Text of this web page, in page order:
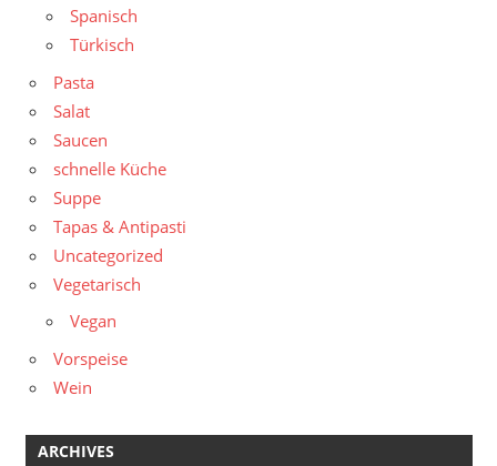
Spanisch
Türkisch
Pasta
Salat
Saucen
schnelle Küche
Suppe
Tapas & Antipasti
Uncategorized
Vegetarisch
Vegan
Vorspeise
Wein
ARCHIVES